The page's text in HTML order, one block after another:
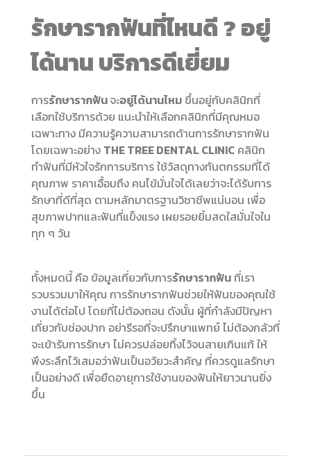
รักษารากฟันที่ไหนดี ? อยู่
ได้นาน บริการดีเยี่ยม
การรักษารากฟันจะอยู่ได้นานไหม ขึ้นอยู่กับคลินิกที่
เลือกใช้บริการด้วย แนะนำให้เลือกคลินิกที่มีคุณหมอ
เฉพาะทาง มีความรู้ความสามารถด้านการรักษารากฟัน
โดยเฉพาะอย่าง THE TREE DENTAL CLINIC คลินิก
ทำฟันที่มีหัวใจรักการบริการ ใช้วัสดุทางทันตกรรมที่ได้
คุณภาพ ราคาเอื้อมถึง คนไข้มั่นใจได้เลยว่าจะได้รับการ
รักษาที่ดีที่สุด ตามหลักมาตรฐานวิชาชีพแน่นอน เพื่อ
สุขภาพปากและฟันที่แข็งแรง เผยรอยยิ้มสดใสมั่นใจใน
ทุก ๆ วัน
ทั้งหมดนี้ คือ ข้อมูลเกี่ยวกับการรักษารากฟัน ที่เรา
รวบรวมมาให้คุณ การรักษารากฟันช่วยให้ฟันของคุณใช้
งานได้ต่อไป โดยที่ไม่ต้องถอน ดังนั้น ผู้ที่กำลังมีปัญหา
เกี่ยวกับช่องปาก อย่ารีรอที่จะปรึกษาแพทย์ ไม่ต้องกลัวที่
จะเข้ารับการรักษา ไม่ควรปล่อยทิ้งไว้จนสายเกินแก้ ให้
พึงระลึกไว้เสมอว่าฟันเป็นอวัยวะสำคัญ ที่ควรดูแลรักษา
เป็นอย่างดี เพื่อยืดอายุการใช้งานของฟันให้ยาวนานยิ่ง
ขึ้น